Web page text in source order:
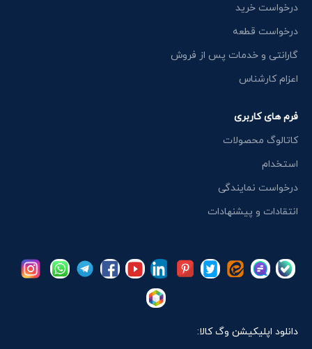
درخواست خرید
درخواست قطعه
گارانتی و خدمات پس از فروش
اعزام کارشناس
فرم های کاربری
کاتالوگ محصولات
استخدام
درخواست نمایندگی
انتقادات و پیشنهادات
دانلود اپلیکیشن وگ کالا: